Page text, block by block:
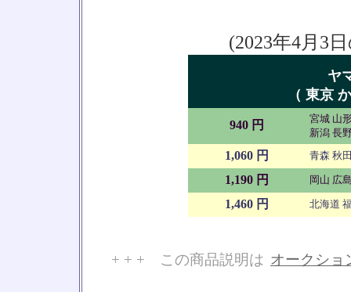
(2023年4月3
ヤ
（ 東京
940 円
宮城 山
新潟 長
1,060 円 青森 秋
1,190 円 岡山 広
1,460 円 北海道
+ + + この商品説明は オークショ